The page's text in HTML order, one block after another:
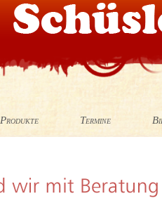
Produkte Termine